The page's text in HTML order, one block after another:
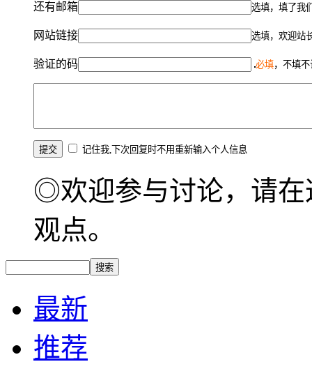
还有邮箱 选填，填了我
网站链接 选填，欢迎站
验证的码 必填，不填
记住我,下次回复时不用重新输入个人信息
◎欢迎参与讨论，请在
观点。
最新
推荐